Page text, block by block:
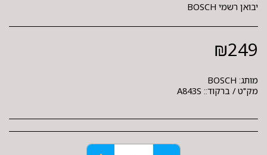
יבואן רשמי BOSCH
₪249
מותג: BOSCH
מק"ט / ברקוד:: A843S